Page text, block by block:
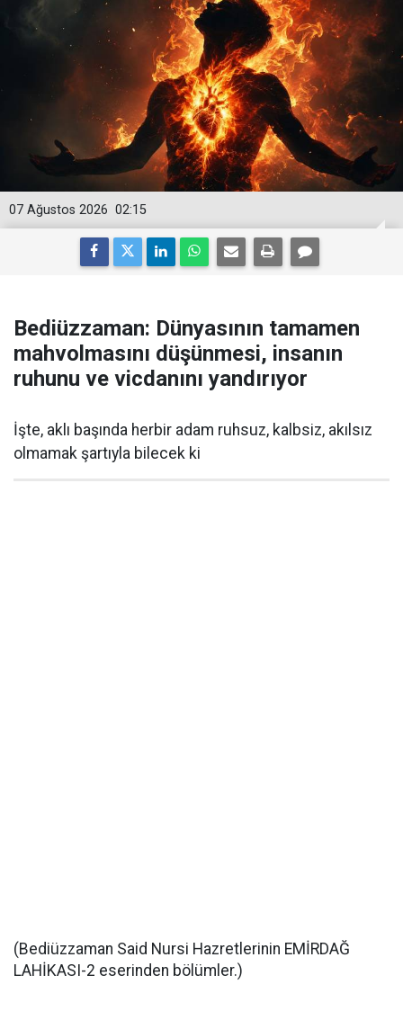
02:15
07 Ağustos 2026
Bediüzzaman: Dünyasının tamamen
mahvolmasını düşünmesi, insanın
ruhunu ve vicdanını yandırıyor
İşte, aklı başında herbir adam ruhsuz, kalbsiz, akılsız
olmamak şartıyla bilecek ki
(Bediüzzaman Said Nursi Hazretlerinin EMİRDAĞ
LAHİKASI-2 eserinden bölümler.)